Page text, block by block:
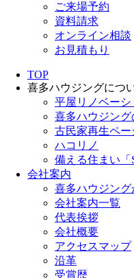
ご来場予約
資料請求
オンライン相談
お見積もり
TOP
喜多ハウジングにつ
平屋リノベーシ
喜多ハウジン
古民家再生ペー
ハコリノ
備える住まい「
会社案内
喜多ハウジング
会社案内一覧
代表挨拶
会社概要
アクセスマップ
沿革
受賞歴